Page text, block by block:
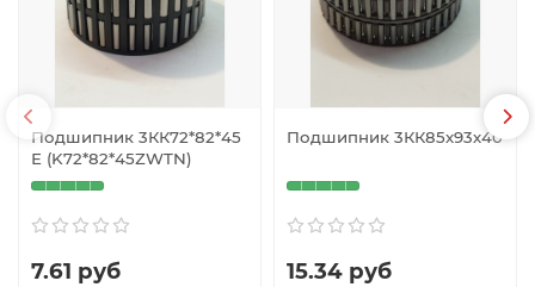
Подшипник 3КК72*82*45
Е (K72*82*45ZWTN)
7.61 руб
Подшипник 3КК85х93х40
15.34 руб